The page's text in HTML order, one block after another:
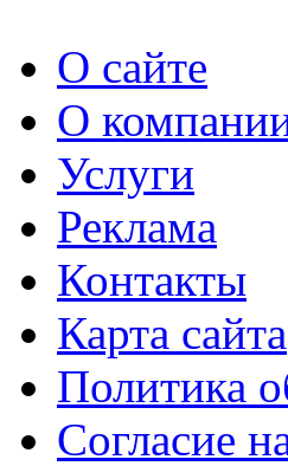
О сайте
О
Услуги
Реклама
Контакты
Карта сайта
Политика
Согласие